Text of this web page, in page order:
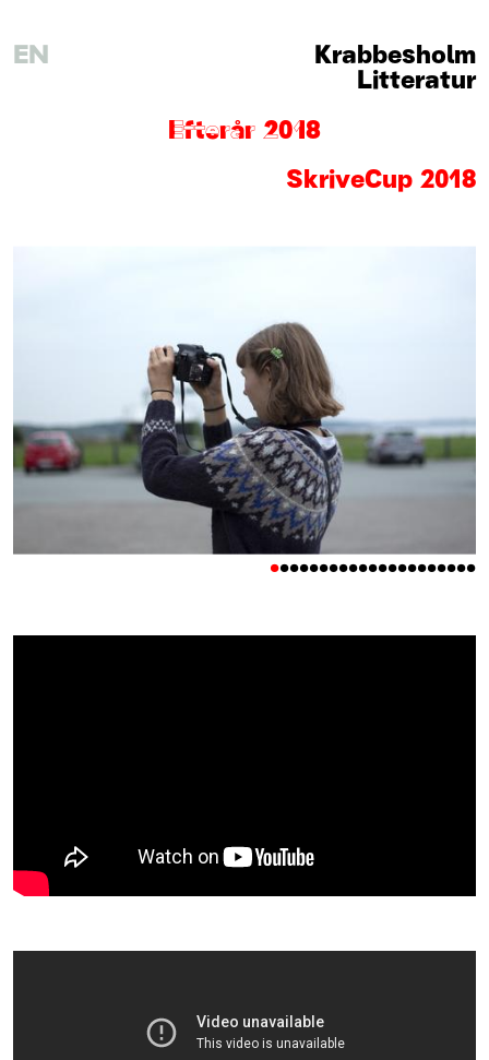
Krabbesholm
EN
Litteratur
Efterår 2018
SkriveCup 2018
•••••••••••••••••••••